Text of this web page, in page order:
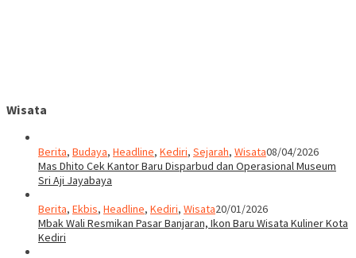
Wisata
Berita, Budaya, Headline, Kediri, Sejarah, Wisata08/04/2026
Mas Dhito Cek Kantor Baru Disparbud dan Operasional Museum
Sri Aji Jayabaya
Berita, Ekbis, Headline, Kediri, Wisata20/01/2026
Mbak Wali Resmikan Pasar Banjaran, Ikon Baru Wisata Kuliner Kota
Kediri